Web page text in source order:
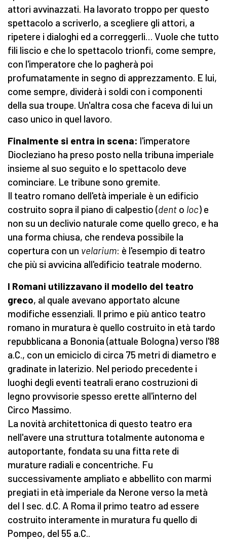
attori avvinazzati. Ha lavorato troppo per questo
spettacolo a scriverlo, a scegliere gli attori, a
ripetere i dialoghi ed a correggerli… Vuole che tutto
fili liscio e che lo spettacolo trionfi, come sempre,
con l'imperatore che lo pagherà poi
profumatamente in segno di apprezzamento. E lui,
come sempre, dividerà i soldi con i componenti
della sua troupe. Un'altra cosa che faceva di lui un
caso unico in quel lavoro.
Finalmente si entra in scena: l'imperatore
Diocleziano ha preso posto nella tribuna imperiale
insieme al suo seguito e lo spettacolo deve
cominciare. Le tribune sono gremite.
Il teatro romano dell'età imperiale è un edificio
costruito sopra il piano di calpestio (dent o loc) e
non su un declivio naturale come quello greco, e ha
una forma chiusa, che rendeva possibile la
copertura con un velarium: è l'esempio di teatro
che più si avvicina all'edificio teatrale moderno.
I Romani utilizzavano il modello del teatro
greco, al quale avevano apportato alcune
modifiche essenziali. Il primo e più antico teatro
romano in muratura è quello costruito in età tardo
repubblicana a Bononia (attuale Bologna) verso l'88
a.C., con un emiciclo di circa 75 metri di diametro e
gradinate in laterizio. Nel periodo precedente i
luoghi degli eventi teatrali erano costruzioni di
legno provvisorie spesso erette all'interno del
Circo Massimo.
La novità architettonica di questo teatro era
nell'avere una struttura totalmente autonoma e
autoportante, fondata su una fitta rete di
murature radiali e concentriche. Fu
successivamente ampliato e abbellito con marmi
pregiati in età imperiale da Nerone verso la metà
del I sec. d.C. A Roma il primo teatro ad essere
costruito interamente in muratura fu quello di
Pompeo, del 55 a.C..